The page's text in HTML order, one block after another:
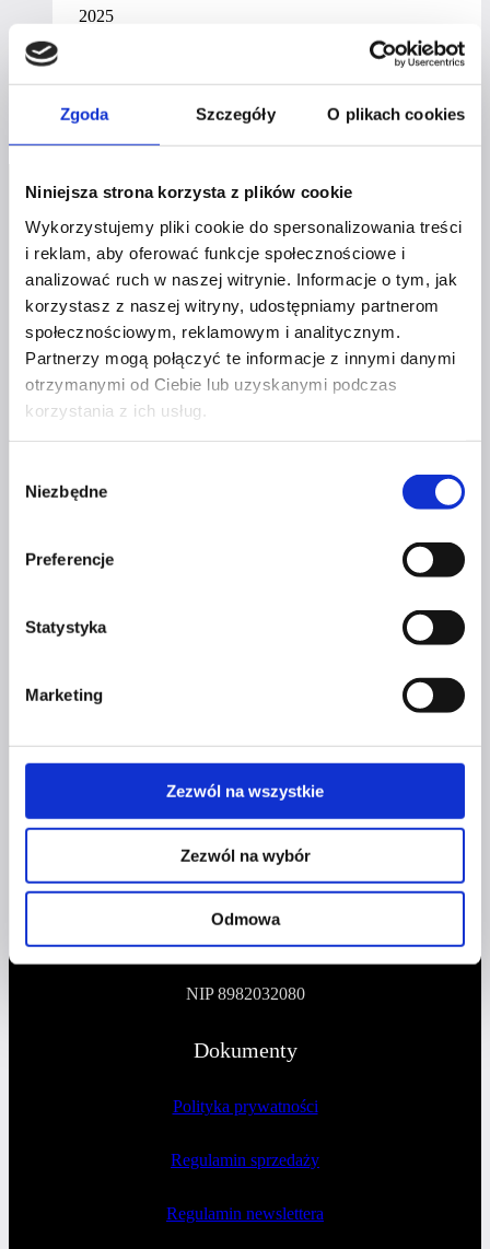
Zgoda Szczegóły O plikach cookies
Niniejsza strona korzysta z plików cookie
Wykorzystujemy pliki cookie do spersonalizowania treści
i reklam, aby oferować funkcje społecznościowe i
analizować ruch w naszej witrynie. Informacje o tym, jak
korzystasz z naszej witryny, udostępniamy partnerom
społecznościowym, reklamowym i analitycznym.
Partnerzy mogą połączyć te informacje z innymi danymi
otrzymanymi od Ciebie lub uzyskanymi podczas
korzystania z ich usług.
zgody
Niezbędne
Preferencje
Statystyka
Marketing
Zezwól na wszystkie
Zezwól na wybór
Odmowa
2025
zł
na reklamy?
Zbuduj
która przyciąga
klientów
–
bez wydawania
fortuny
Profil facebook Czerwona
Szpilka
Profil instagram Czerwona
Szpilka
Profil tiktok Czerwona Szpilka
CZERWONA SZPILKA
Na Polance 16A lok.9
51-109 Wrocław
NIP 8982032080
Dokumenty
Polityka prywatności
Regulamin sprzedaży
Regulamin newslettera